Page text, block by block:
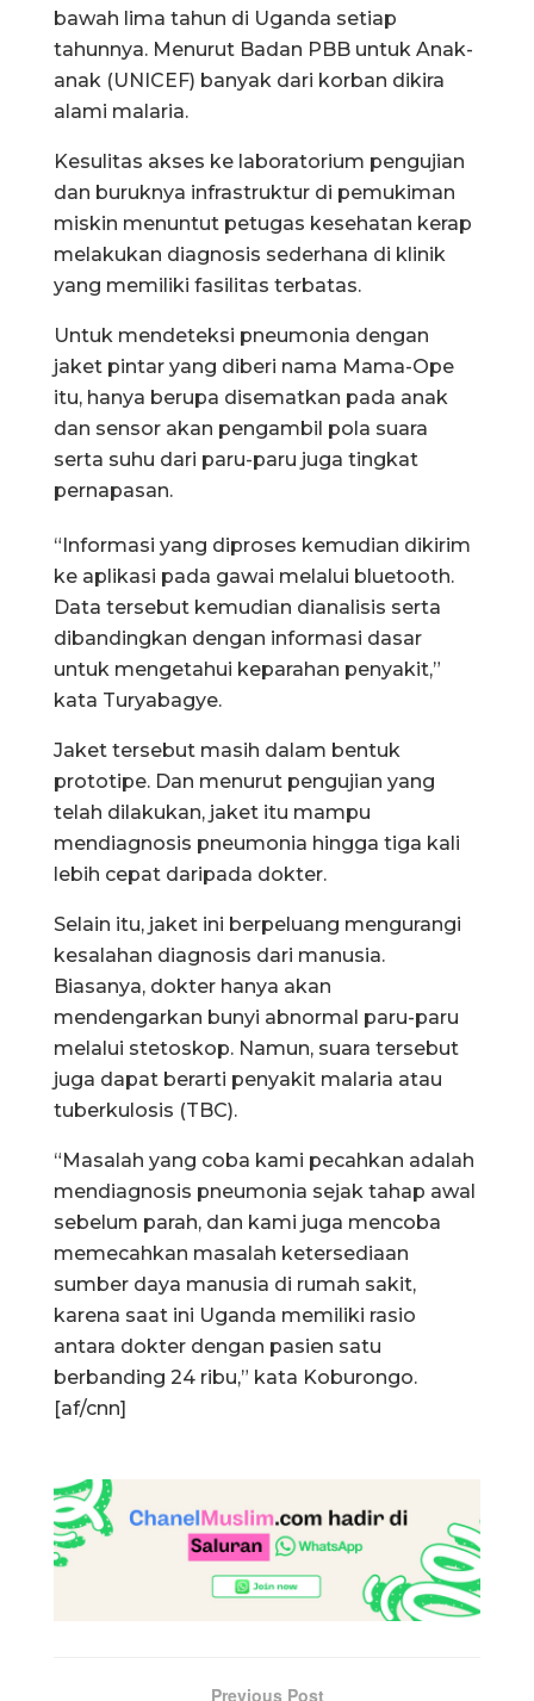
bawah lima tahun di Uganda setiap
tahunnya. Menurut Badan PBB untuk Anak-
anak (UNICEF) banyak dari korban dikira
alami malaria.
Kesulitas akses ke laboratorium pengujian
dan buruknya infrastruktur di pemukiman
miskin menuntut petugas kesehatan kerap
melakukan diagnosis sederhana di klinik
yang memiliki fasilitas terbatas.
Untuk mendeteksi pneumonia dengan
jaket pintar yang diberi nama Mama-Ope
itu, hanya berupa disematkan pada anak
dan sensor akan pengambil pola suara
serta suhu dari paru-paru juga tingkat
pernapasan.
“Informasi yang diproses kemudian dikirim
ke aplikasi pada gawai melalui bluetooth.
Data tersebut kemudian dianalisis serta
dibandingkan dengan informasi dasar
untuk mengetahui keparahan penyakit,”
kata Turyabagye.
Jaket tersebut masih dalam bentuk
prototipe. Dan menurut pengujian yang
telah dilakukan, jaket itu mampu
mendiagnosis pneumonia hingga tiga kali
lebih cepat daripada dokter.
Selain itu, jaket ini berpeluang mengurangi
kesalahan diagnosis dari manusia.
Biasanya, dokter hanya akan
mendengarkan bunyi abnormal paru-paru
melalui stetoskop. Namun, suara tersebut
juga dapat berarti penyakit malaria atau
tuberkulosis (TBC).
“Masalah yang coba kami pecahkan adalah
mendiagnosis pneumonia sejak tahap awal
sebelum parah, dan kami juga mencoba
memecahkan masalah ketersediaan
sumber daya manusia di rumah sakit,
karena saat ini Uganda memiliki rasio
antara dokter dengan pasien satu
berbanding 24 ribu,” kata Koburongo.
[af/cnn]
Previous Post